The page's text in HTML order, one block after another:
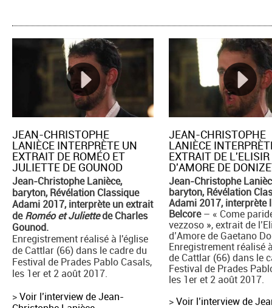
JEAN-CHRISTOPHE
LANIÈCE INTERPRÈTE UN
EXTRAIT DE ROMÉO ET
JULIETTE DE GOUNOD
Jean-Christophe Lanièce,
baryton, Révélation Classique
Adami 2017, interprète un extrait
deRoméo et Juliettede Charles
Gounod.
Enregistrement réalisé à l'église
de Cattlar (66) dans le cadre du
Festival de Prades Pablo Casals,
les 1er et 2 août 2017.
>Voir l’interview de Jean-
JEAN-CHRISTOPHE
LANIÈCE
EXTRAIT DE L'ELISIR
D'AMORE DE
Jean-Christophe
baryton, Révélation
Adami 2017, interprète
Belcore– « Come
vezzoso », extrait de
d’Amore de Gaetano
Enregistrement réalisé
de Cattlar (66) dans le
Festival de Prades
les 1er et 2 août 2017.
>Voir l’interview de